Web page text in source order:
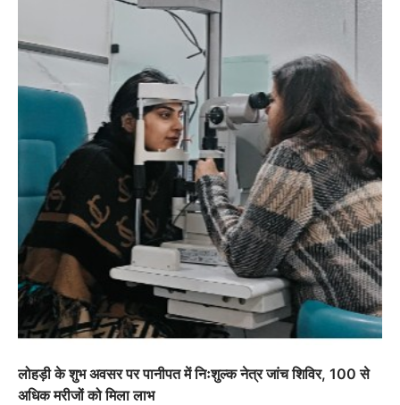
लोहड़ी के शुभ अवसर पर पानीपत में निःशुल्क नेत्र जांच शिविर, 100 से
अधिक मरीजों को मिला लाभ
“वोकल फॉर लोकल” से “लोकल टू ग्लोबल” की ओर भारत
का बढ़ता कदम, 12 से 15 अगस्त तक भारत मंडपम में होगा
भव्य भारत व्यापार महोत्सव : हरीश गर्ग
City uday August 6, 2026
सोलर एनर्जी वेंडर्स एसोसिएशन (सेवा) ने पंजाब में सौर
परियोजनाओं की बाधाओं को दूर करने के लिए पीएसपीसीएल
और एमएनआरई के उच्च अधिकारियों से की मुलाकात
₹227 करोड़ का ‘टेबल एजेंडा घोटाला’ भाजपा के